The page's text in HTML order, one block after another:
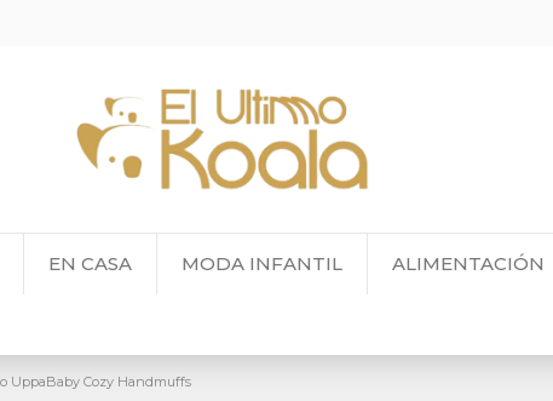
EN CASA MODA INFANTIL ALIMENTACIÓN
UppaBaby Cozy Handmuffs